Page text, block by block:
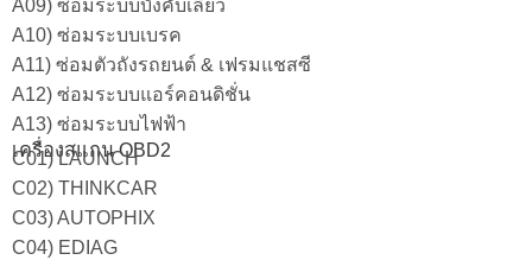
A09) ซ่อมระบบบังคับเลี้ยว
A10) ซ่อมระบบเบรค
A11) ซ่อมตัวถังรถยนต์ & เฟรมแชสซี
A12) ซ่อมระบบแอร์คอนดิชั่น
A13) ซ่อมระบบไฟฟ้า
เครื่องสแกน OBD2
C01) LAUNCH
C02) THINKCAR
C03) AUTOPHIX
C04) EDIAG